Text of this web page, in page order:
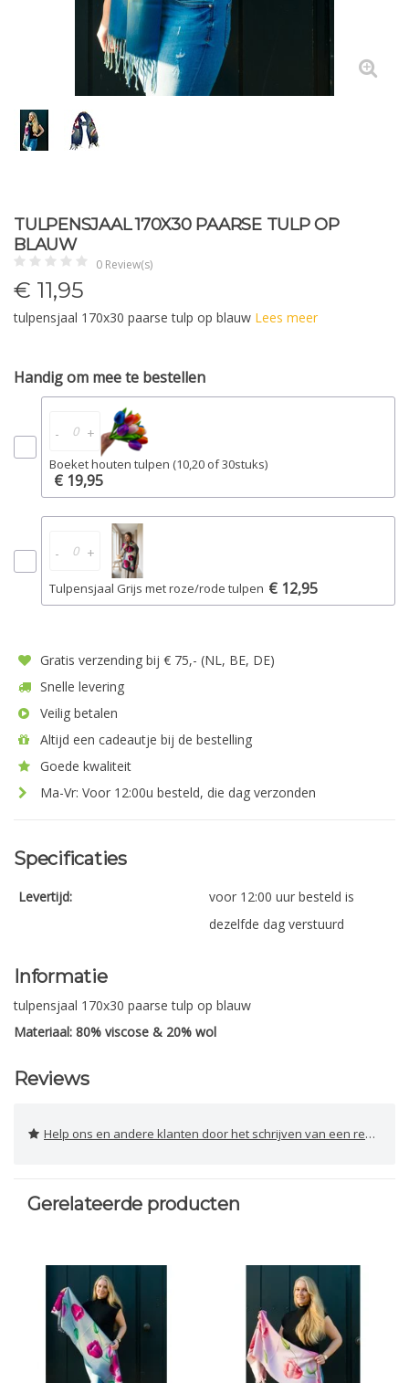
TULPENSJAAL 170X30 PAARSE TULP OP
BLAUW
0 Review(s)
€ 11,95
tulpensjaal 170x30 paarse tulp op blauw Lees meer
Handig om mee te bestellen
- +
Boeket houten tulpen (10,20 of 30stuks)
€ 19,95
- +
Tulpensjaal Grijs met roze/rode tulpen € 12,95
Gratis verzending bij € 75,- (NL, BE, DE)
Snelle levering
Veilig betalen
Altijd een cadeautje bij de bestelling
Goede kwaliteit
Ma-Vr: Voor 12:00u besteld, die dag verzonden
Specificaties
Levertijd:
voor 12:00 uur besteld is
dezelfde dag verstuurd
Informatie
tulpensjaal 170x30 paarse tulp op blauw
Materiaal: 80% viscose & 20% wol
Reviews
Help ons en andere klanten door het schrijven van een review
Gerelateerde producten